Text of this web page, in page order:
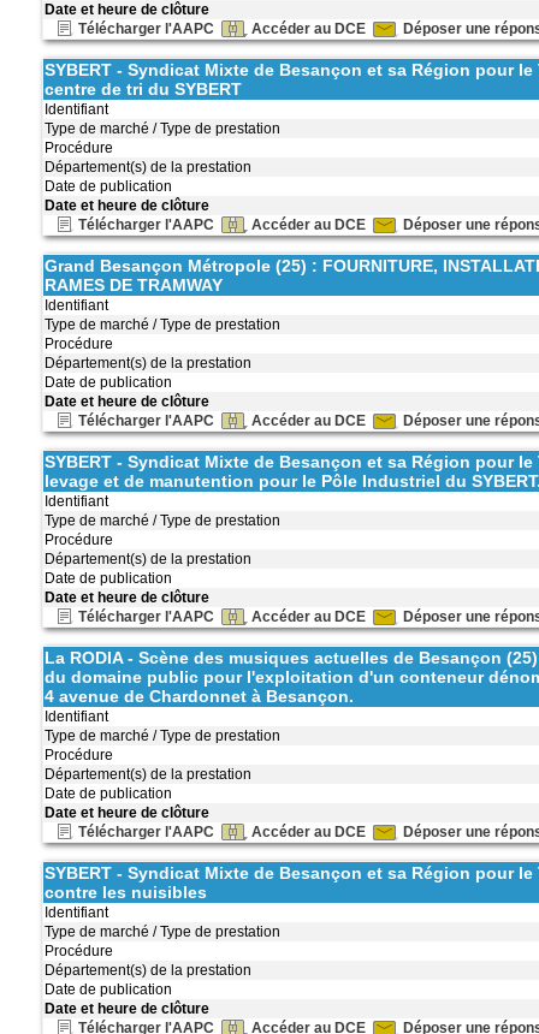
Date et heure de clôture
Télécharger l'AAPC
Accéder au DCE Déposer une
SYBERT - Syndicat Mixte de Besançon et sa Région pour
centre de tri du SYBERT
Identifiant
Type de marché / Type de prestation
Procédure
Département(s) de la prestation
Date de publication
Date et heure de clôture
Télécharger l'AAPC
Accéder au DCE Déposer une
Grand Besançon Métropole (25) : FOURNITURE,
RAMES DE TRAMWAY
Identifiant
Type de marché / Type de prestation
Procédure
Département(s) de la prestation
Date de publication
Date et heure de clôture
Télécharger l'AAPC
Accéder au DCE Déposer une
SYBERT - Syndicat Mixte de Besançon et sa Région pour
levage et de manutention pour le Pôle Industriel du
Identifiant
Type de marché / Type de prestation
Procédure
Département(s) de la prestation
Date de publication
Date et heure de clôture
Télécharger l'AAPC
Accéder au DCE Déposer une
La RODIA - Scène des musiques actuelles de Besançon
du domaine public pour l'exploitation d'un conteneur
4 avenue de Chardonnet à Besançon.
Identifiant
Type de marché / Type de prestation
Procédure
Département(s) de la prestation
Date de publication
Date et heure de clôture
Télécharger l'AAPC
Accéder au DCE Déposer une
SYBERT - Syndicat Mixte de Besançon et sa Région pour
contre les nuisibles
Identifiant
Type de marché / Type de prestation
Procédure
Département(s) de la prestation
Date de publication
Date et heure de clôture
Télécharger l'AAPC
Accéder au DCE Déposer une